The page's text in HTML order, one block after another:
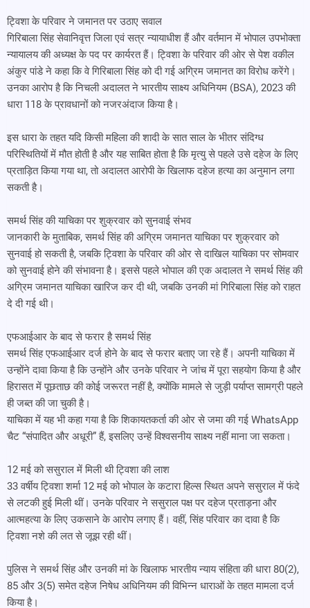
ट्विशा के परिवार ने जमानत पर उठाए सवाल
गिरिबाला सिंह सेवानिवृत्त जिला एवं सत्र न्यायाधीश हैं और वर्तमान में भोपाल उपभोक्ता
न्यायालय की अध्यक्ष के पद पर कार्यरत हैं। ट्विशा के परिवार की ओर से पेश वकील
अंकुर पांडे ने कहा कि वे गिरिबाला सिंह को दी गई अग्रिम जमानत का विरोध करेंगे।
उनका आरोप है कि निचली अदालत ने भारतीय साक्ष्य अधिनियम (BSA), 2023 की
धारा 118 के प्रावधानों को नजरअंदाज किया है।
इस धारा के तहत यदि किसी महिला की शादी के सात साल के भीतर संदिग्ध
परिस्थितियों में मौत होती है और यह साबित होता है कि मृत्यु से पहले उसे दहेज के लिए
प्रताड़ित किया गया था, तो अदालत आरोपी के खिलाफ दहेज हत्या का अनुमान लगा
सकती है।
समर्थ सिंह की याचिका पर शुक्रवार को सुनवाई संभव
जानकारी के मुताबिक, समर्थ सिंह की अग्रिम जमानत याचिका पर शुक्रवार को
सुनवाई हो सकती है, जबकि ट्विशा के परिवार की ओर से दाखिल याचिका पर सोमवार
को सुनवाई होने की संभावना है। इससे पहले भोपाल की एक अदालत ने समर्थ सिंह की
अग्रिम जमानत याचिका खारिज कर दी थी, जबकि उनकी मां गिरिबाला सिंह को राहत
दे दी गई थी।
एफआईआर के बाद से फरार है समर्थ सिंह
समर्थ सिंह एफआईआर दर्ज होने के बाद से फरार बताए जा रहे हैं। अपनी याचिका में
उन्होंने दावा किया है कि उन्होंने और उनके परिवार ने जांच में पूरा सहयोग किया है और
हिरासत में पूछताछ की कोई जरूरत नहीं है, क्योंकि मामले से जुड़ी पर्याप्त सामग्री पहले
ही जब्त की जा चुकी है।
याचिका में यह भी कहा गया है कि शिकायतकर्ता की ओर से जमा की गई WhatsApp
चैट “संपादित और अधूरी” हैं, इसलिए उन्हें विश्वसनीय साक्ष्य नहीं माना जा सकता।
12 मई को ससुराल में मिली थी ट्विशा की लाश
33 वर्षीय ट्विशा शर्मा 12 मई को भोपाल के कटारा हिल्स स्थित अपने ससुराल में फंदे
से लटकी हुई मिली थीं। उनके परिवार ने ससुराल पक्ष पर दहेज प्रताड़ना और
आत्महत्या के लिए उकसाने के आरोप लगाए हैं। वहीं, सिंह परिवार का दावा है कि
ट्विशा नशे की लत से जूझ रही थीं।
पुलिस ने समर्थ सिंह और उनकी मां के खिलाफ भारतीय न्याय संहिता की धारा 80(2),
85 और 3(5) समेत दहेज निषेध अधिनियम की विभिन्न धाराओं के तहत मामला दर्ज
किया है।